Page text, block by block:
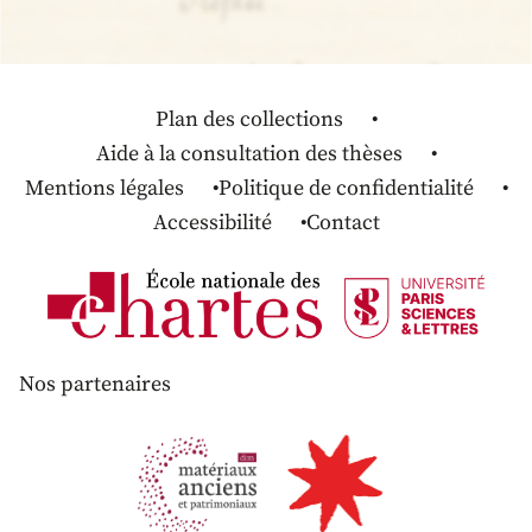
Plan des collections
Aide à la consultation des thèses
Mentions légales
Politique de confidentialité
Accessibilité
Contact
Nos partenaires